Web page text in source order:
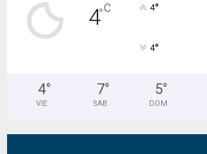
4°C 4°
4°
4°
VIE
7°
SAB
5°
DOM